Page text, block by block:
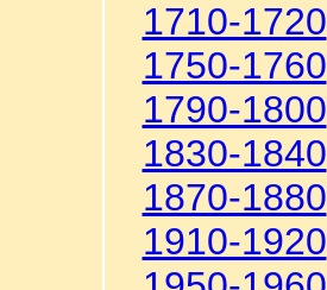
1710-1720
1750-1760
1790-1800
1830-1840
1870-1880
1910-1920